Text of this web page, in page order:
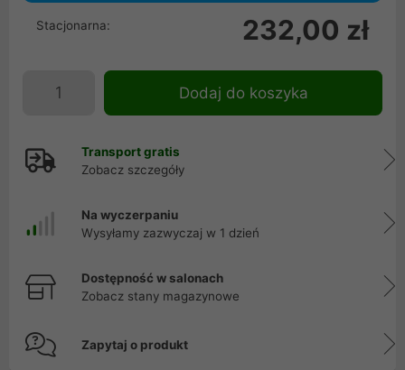
Stacjonarna: 232,00 zł
Dodaj do koszyka
Transport gratis
Zobacz szczegóły
Na wyczerpaniu
Wysyłamy zazwyczaj w 1 dzień
Dostępność w salonach
Zobacz stany magazynowe
Zapytaj o produkt